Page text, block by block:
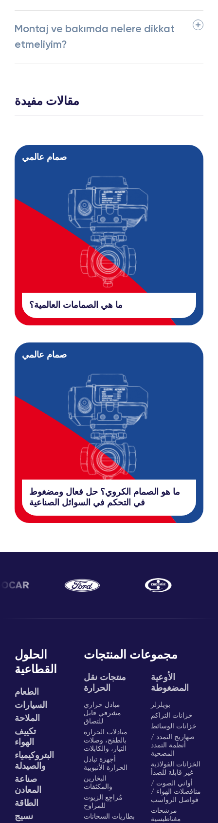
Montaj ve bakımda nelere dikkat
etmeliyim?
مقالات مفيدة
صمام عالمي
ما هي الصمامات العالمية؟
صمام عالمي
ما هو الصمام الكروي؟ حل فعال ومضغوط
في التحكم في السوائل الصناعية
الحلول
القطاعية
الطعام
السيارات
الملاحة
تكييف
الهواء
البتروكيمياء
والصيدلة
صناعة
المعادن
الطاقة
نسيج
مجموعات المنتجات
منتجات نقل
الحرارة
مبادل حراري
مشرفي قابل
للتصاق
مبادلات الحرارة
بالطفح، وصلات
التيار، والكابلات
أجهزة تبادل
الحرارة الأنبوبية
البخارين
والمكثفات
مُراجِع الزيوت
للمراوح
بطاريات السخانات
الأوعية
المضغوطة
بويلرلر
خزانات التراكم
خزانات الوسائط
صهاريج التمدد /
أنظمة التمدد
المضخية
الخزانات الفولاذية
غير قابلة للصدأ
أواني الصوت /
منافصلات الهواء /
فواصل الرواسب
مرشحات
مغناطيسية